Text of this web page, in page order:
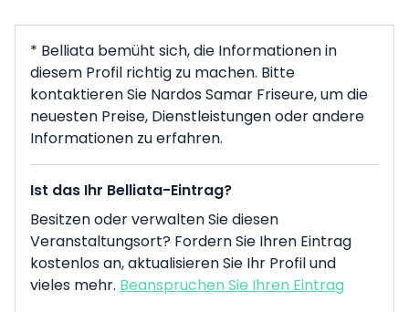
* Belliata bemüht sich, die Informationen in
diesem Profil richtig zu machen. Bitte
kontaktieren Sie Nardos Samar Friseure, um die
neuesten Preise, Dienstleistungen oder andere
Informationen zu erfahren.
Ist das Ihr Belliata-Eintrag?
Besitzen oder verwalten Sie diesen
Veranstaltungsort? Fordern Sie Ihren Eintrag
kostenlos an, aktualisieren Sie Ihr Profil und
vieles mehr. Beanspruchen Sie Ihren Eintrag